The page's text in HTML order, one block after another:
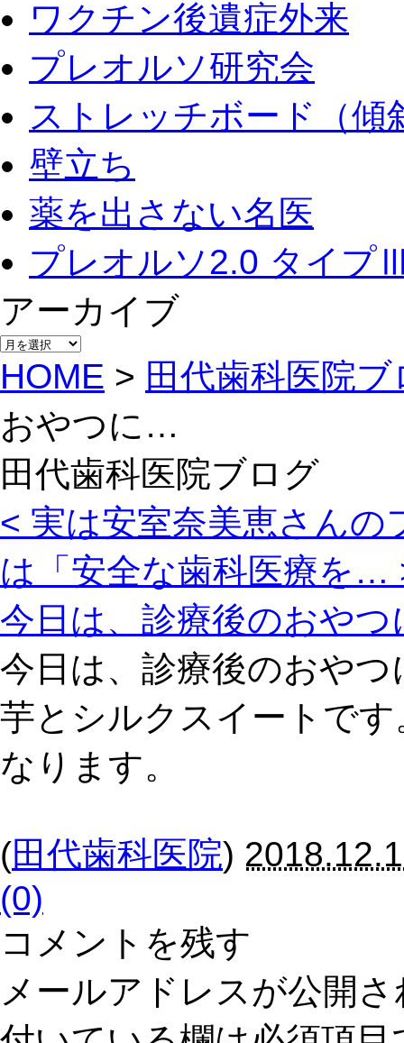
ワクチン後遺症外来
プレオルソ研究会
ストレッチボード（傾
壁立ち
薬を出さない名医
プレオルソ2.0 タイプ
アーカイブ
アー
カ
イ
HOME > 田代歯科医院ブ
おやつに…
田代歯科医院ブログ
< 実は安室奈美恵さん
は「安全な歯科医療を…
今日は、診療後のおや
今日は、診療後のおや
芋とシルクスイートで
なります。
(田代歯科医院)
(0)
コメントを残す
メールアドレスが公開